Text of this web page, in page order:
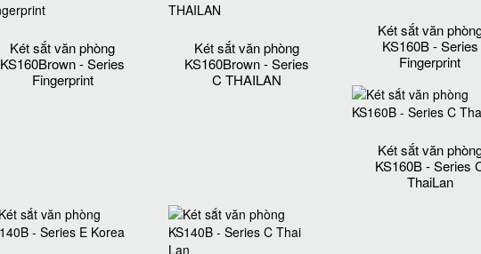
Két sắt văn phòng
KS160Brown - Series
Fingerprint
Két sắt văn phòng
KS160Brown - Series
C THAILAN
Két sắt văn
KS160B - Series
Fingerprint
Két sắt văn
KS160B - Series
ThaiLan